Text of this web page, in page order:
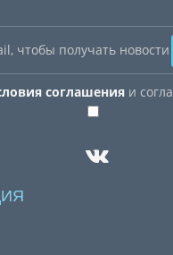
соглашенияи